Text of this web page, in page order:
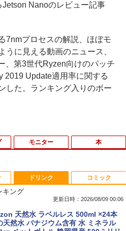
Nanoのレビュー記事
7nmプロセスの解説、ほぼモ
うに見える動画のニュース、
、第3世代Ryzen向けのパッチ
2019 Update適用率に関する
した。ランキング入りのボー
限定破格金額！】新生活 新古品 W
載 パソコンノートパソコンoffice
心者向けノートPC 初期設定済 1
4GB～ 高速SSD1TB 最大 フルHD
メラ zoom 軽量薄型 無線 型番更
モニター
い物マラソ開催中！P最大31.5%還
年保証 白 モバイルモニター 15.6
FHD 1920×1080 1080P Fast IPS
トラスト 超軽量 640g スピーカー
C/HDMI 接続 PS5/Switch/PC/
本
の料理番 〜コワモテ魔族ばかりだ
ホワイトな職場です〜 6巻 【電
】[ ワイエム系 ]
P42i (Bluetooth 6.1)【完
レスイヤホン/ウルトラノイズキャン
WAYNE feat. Flo Milli, ATL Jacob
ドリンク
キング
更新日時：2026/08/09 00:06
天然水 ラベルレス 500ml ×24本
天然水 バナジウム含有 水 ミネラル
コミック